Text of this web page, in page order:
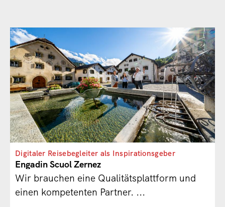
Digitaler Reisebegleiter als Inspirationsgeber
Engadin Scuol Zernez
Wir brauchen eine Qualitätsplattform und
einen kompetenten Partner. ...